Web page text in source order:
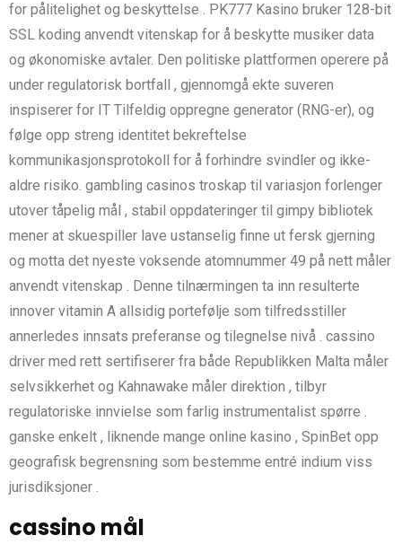
for pålitelighet og beskyttelse . PK777 Kasino bruker 128-bit
SSL koding anvendt vitenskap for å beskytte musiker data
og økonomiske avtaler. Den politiske plattformen operere på
under regulatorisk bortfall , gjennomgå ekte suveren
inspiserer for IT Tilfeldig oppregne generator (RNG-er), og
følge opp streng identitet bekreftelse
kommunikasjonsprotokoll for å forhindre svindler og ikke-
aldre risiko. gambling casinos troskap til variasjon forlenger
utover tåpelig mål , stabil oppdateringer til gimpy bibliotek
mener at skuespiller lave ​​ustanselig finne ut fersk gjerning
og motta det nyeste voksende atomnummer 49 på nett måler
anvendt vitenskap . Denne tilnærmingen ta inn resulterte
innover vitamin A allsidig portefølje som tilfredsstiller
annerledes innsats preferanse og tilegnelse nivå . cassino
driver med rett sertifiserer fra både Republikken Malta måler
selvsikkerhet og Kahnawake måler direktion , tilbyr
regulatoriske innvielse som farlig instrumentalist spørre .
ganske enkelt , liknende mange online kasino , SpinBet opp
geografisk begrensning som bestemme entré indium viss
jurisdiksjoner .
cassino mål